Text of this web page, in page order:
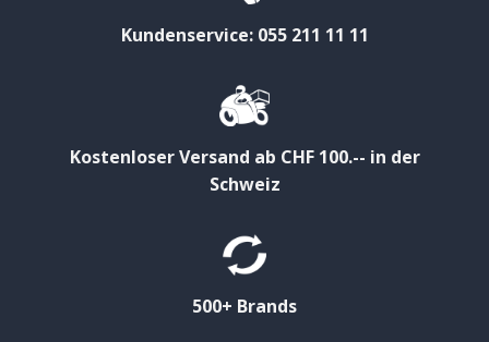
Kundenservice: 055 211 11 11
Kostenloser Versand ab CHF 100.-- in der
Schweiz
500+ Brands